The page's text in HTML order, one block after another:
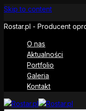
Skip to content
Rostar.pl - Producent
O nas
Aktualności
Portfolio
Galeria
Kontakt